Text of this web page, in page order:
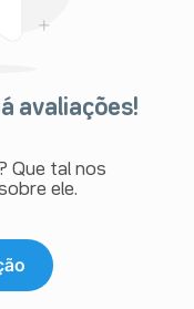
avaliações!
Que tal nos
ele.